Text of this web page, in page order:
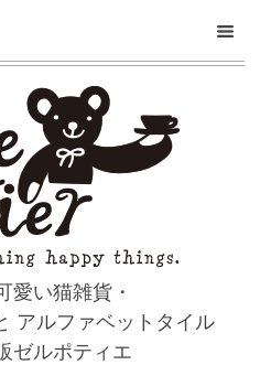
愛い猫雑貨・
アルファベットタイル
ゼルポティエ